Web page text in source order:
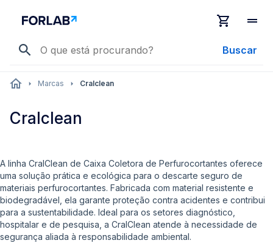
Buscar
Marcas Cralclean
Cralclean
A linha CralClean de Caixa Coletora de Perfurocortantes oferece
uma solução prática e ecológica para o descarte seguro de
materiais perfurocortantes. Fabricada com material resistente e
biodegradável, ela garante proteção contra acidentes e contribui
para a sustentabilidade. Ideal para os setores diagnóstico,
hospitalar e de pesquisa, a CralClean atende à necessidade de
segurança aliada à responsabilidade ambiental.